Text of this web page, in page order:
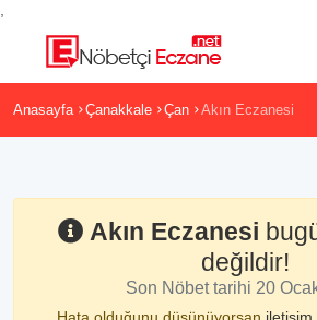
Anasayfa Çanakkale Çan Akın Eczanesi
Akın Eczanesi
değildir!
Son Nöbet tarihi 20